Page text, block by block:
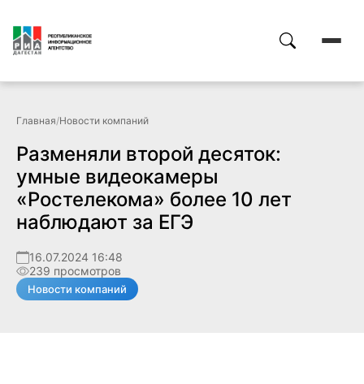
Главная/Новости компаний
Разменяли второй десяток:
умные видеокамеры
«Ростелекома» более 10 лет
наблюдают за ЕГЭ
16.07.2024 16:48
239 просмотров
Новости компаний